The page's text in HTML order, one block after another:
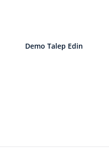
Demo Talep Edin